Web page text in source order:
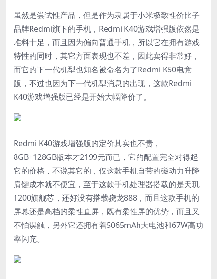
虽然是尝试性产品，但是作为隶属于小米极致性价比子
品牌Redmi旗下的手机，Redmi K40游戏增强版依然是
堆料十足，而且因为偏向普通手机，所以它在拥有游戏
特性的同时，其它方面表现也不差，因此卖得非常好，
而它的下一代机型也知名被命名为了Redmi K50电竞
版，不过也因为下一代机型消息的出现，这款Redmi
K40游戏增强版已经是开始大幅降价了。
Redmi K40游戏增强版的定价其实也不贵，
8GB+128GB版本才2199元而已，它的配置完全对得起
它的价格，不说其它的，仅这款手机自带的磁动力升降
肩键成本就不便宜，至于这款手机处理器搭载的是天玑
1200旗舰芯，还好没有搭载骁龙888，而且这款手机的
屏幕还是高档的柔性直屏，既有柔性屏的优势，而且又
不怕误触，另外它还拥有着5065mAh大电池和67W高功
率闪充。